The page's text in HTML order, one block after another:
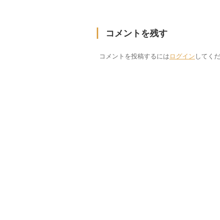
コメントを残す
コメントを投稿するには ログイン してく